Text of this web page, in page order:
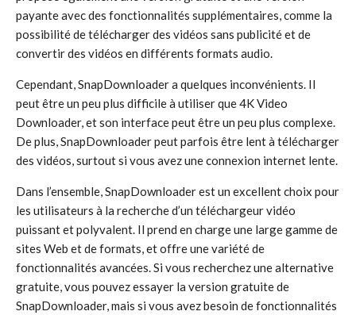
payante avec des fonctionnalités supplémentaires, comme la
possibilité de télécharger des vidéos sans publicité et de
convertir des vidéos en différents formats audio.
Cependant, SnapDownloader a quelques inconvénients. Il
peut être un peu plus difficile à utiliser que 4K Video
Downloader, et son interface peut être un peu plus complexe.
De plus, SnapDownloader peut parfois être lent à télécharger
des vidéos, surtout si vous avez une connexion internet lente.
Dans l’ensemble, SnapDownloader est un excellent choix pour
les utilisateurs à la recherche d’un téléchargeur vidéo
puissant et polyvalent. Il prend en charge une large gamme de
sites Web et de formats, et offre une variété de
fonctionnalités avancées. Si vous recherchez une alternative
gratuite, vous pouvez essayer la version gratuite de
SnapDownloader, mais si vous avez besoin de fonctionnalités